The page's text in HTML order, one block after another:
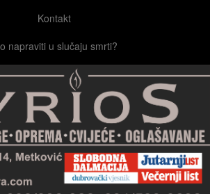
Kontakt
napraviti u slučaju smrti?